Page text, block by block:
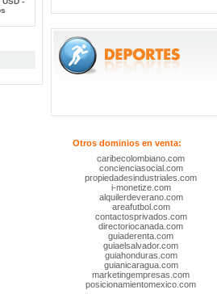
Otros dominios en venta:
caribecolombiano.com
concienciasocial.com
propiedadesindustriales.com
i-monetize.com
alquilerdeverano.com
areafutbol.com
contactosprivados.com
directoriocanada.com
guiaderenta.com
guiaelsalvador.com
guiahonduras.com
guianicaragua.com
marketingempresas.com
posicionamientomexico.com